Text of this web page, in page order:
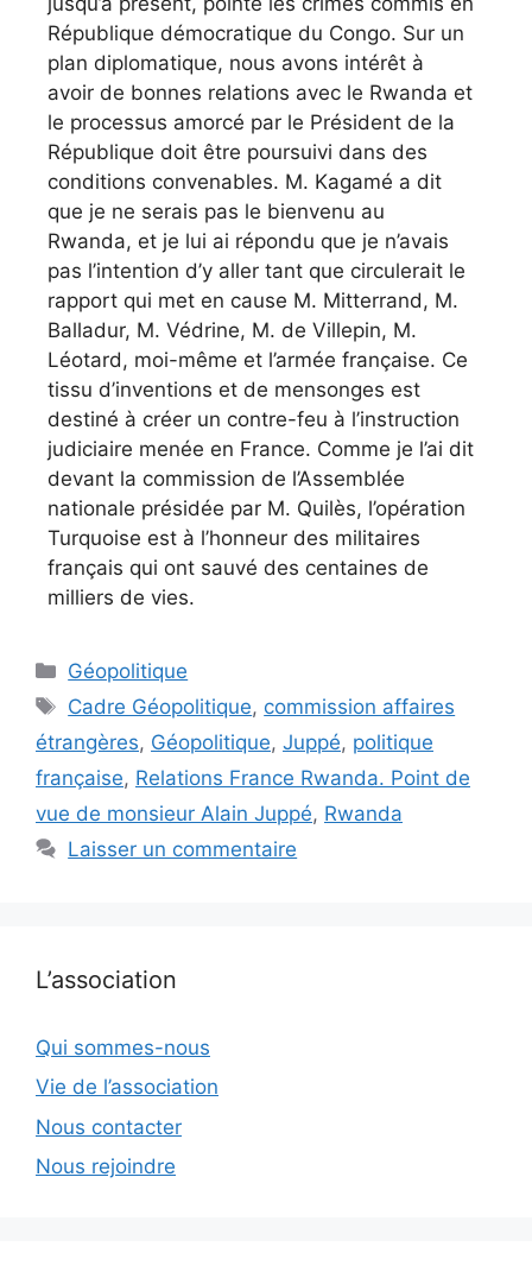
République démocratique du Congo. Sur un
plan diplomatique, nous avons intérêt à
avoir de bonnes relations avec le Rwanda et
le processus amorcé par le Président de la
République doit être poursuivi dans des
conditions convenables. M. Kagamé a dit
que je ne serais pas le bienvenu au
Rwanda, et je lui ai répondu que je n’avais
pas l’intention d’y aller tant que circulerait le
rapport qui met en cause M. Mitterrand, M.
Balladur, M. Védrine, M. de Villepin, M.
Léotard, moi-même et l’armée française. Ce
tissu d’inventions et de mensonges est
destiné à créer un contre-feu à l’instruction
judiciaire menée en France. Comme je l’ai dit
devant la commission de l’Assemblée
nationale présidée par M. Quilès, l’opération
Turquoise est à l’honneur des militaires
français qui ont sauvé des centaines de
milliers de vies.
Catégories
Géopolitique
Étiquettes
Cadre Géopolitique, commission affaires
étrangères, Géopolitique, Juppé, politique
française, Relations France Rwanda. Point de
vue de monsieur Alain Juppé, Rwanda
Laisser un commentaire
L’association
Qui sommes-nous
Vie de l’association
Nous contacter
Nous rejoindre